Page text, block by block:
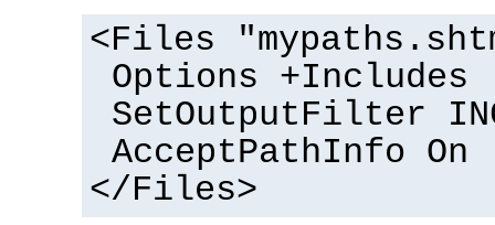
<Files
Options +Includes
SetOutputFilter
AcceptPathInfo On
</Files>